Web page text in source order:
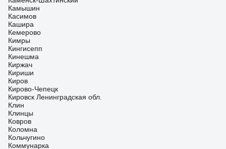
Камышин
Касимов
Кашира
Кемерово
Кимры
Кингисепп
Кинешма
Киржач
Кириши
Киров
Кирово-Чепецк
Кировск Ленинградская обл.
Клин
Клинцы
Ковров
Коломна
Кольчугино
Коммунарка